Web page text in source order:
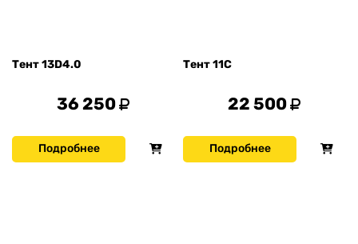
Тент 13D4.0
36 250
Подробнее
Тент 11С
22 500
Подробнее